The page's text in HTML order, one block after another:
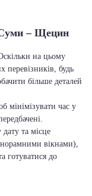
Суми – Щецин
на цьому
перевізників, будь
більше деталей
мінімізувати час у
та місце
вікнами),
готуватися до